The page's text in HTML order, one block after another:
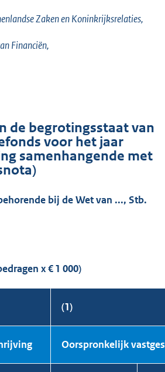
Zaken en Koninkrijksrelaties,
Financiën,
de begrotingsstaat van
voor het jaar
samenhangende met
bij de Wet van ..., Stb.
x € 1 000)
(1)
Oorspronkelijk